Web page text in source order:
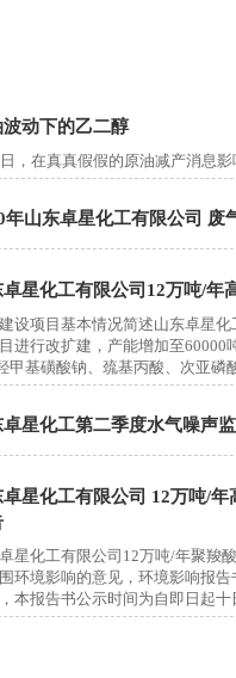
波动下的乙二醇
，在真真假假的原油减产消息
年山东卓星化工有限公司 废
卓星化工有限公司12万吨/年
设项目基本情况简述山东卓星
进行改扩建，产能增加至
甲基磺酸钠、巯基丙酸、次亚磷
卓星化工第二季度水气噪声
卓星化工有限公司 12万吨/
星化工有限公司12万吨/年聚羧
环境影响的意见，环境影响报
本报告书公示时间为自即日起